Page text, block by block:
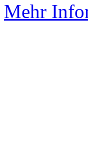
Mehr